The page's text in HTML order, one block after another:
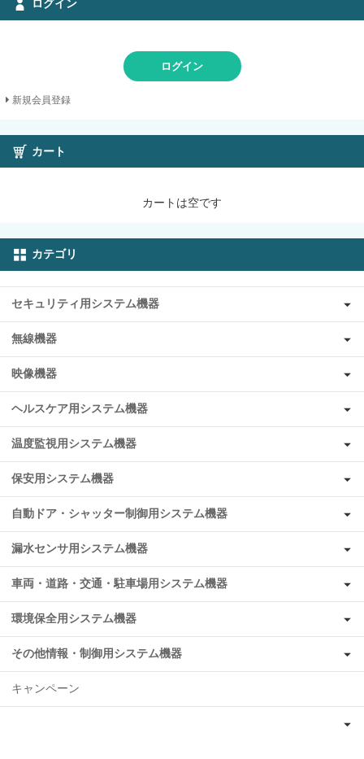
ログイン
ログイン
新規会員登録
カート
カートは空です
カテゴリ
セキュリティ用システム機器
無線機器
映像機器
ヘルスケア用システム機器
温度監視用システム機器
保安用システム機器
自動ドア・シャッター制御用システム機器
漏水センサ用システム機器
車両・道路・交通・駐車場用システム機器
環境保全用システム機器
その他情報・制御用システム機器
キャンペーン